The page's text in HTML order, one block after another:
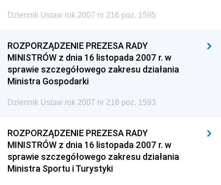
Dziennik Ustaw rok 2007 nr 216 poz. 1595
ROZPORZĄDZENIE PREZESA RADY
MINISTRÓW z dnia 16 listopada 2007 r. w
sprawie szczegółowego zakresu działania
Ministra Gospodarki
Dziennik Ustaw rok 2007 nr 216 poz. 1593
ROZPORZĄDZENIE PREZESA RADY
MINISTRÓW z dnia 16 listopada 2007 r. w
sprawie szczegółowego zakresu działania
Ministra Sportu i Turystyki